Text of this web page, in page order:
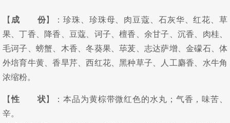
【 成 份】：珍珠、珍珠母、肉豆蔻、石灰华、红花、草
果、丁香、降香、豆蔻、诃子、檀香、余甘子、沉香、肉桂、
毛诃子、螃蟹、木香、冬葵果、荜茇、志达萨增、金礞石、体
外培育牛黄、香旱芹、西红花、黑种草子、人工麝香、水牛角
浓缩粉。
【性 状】：本品为黄棕带微红色的水丸；气香，味苦、
辛。